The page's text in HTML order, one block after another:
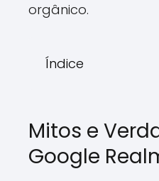
orgânico.
Índice
Mitos e
Google